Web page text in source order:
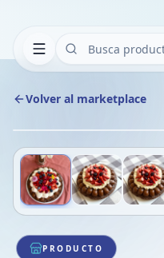
Volver al marketplace
1/3
PRODUCTO